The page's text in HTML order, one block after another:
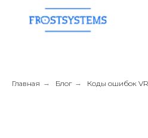
Главная → Блог → Коды ошибок